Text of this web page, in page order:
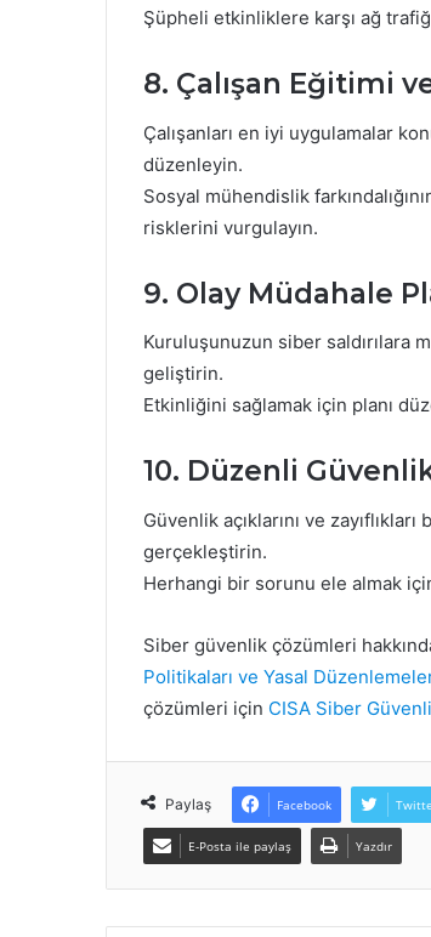
Şüpheli etkinliklere karşı ağ
8. Çalışan Eğitimi
Çalışanları en iyi uygulamalar
düzenleyin.
Sosyal mühendislik
risklerini vurgulayın.
9. Olay Müdahale
Kuruluşunuzun siber saldırılara
geliştirin.
Etkinliğini sağlamak için planı
10. Düzenli
Güvenlik açıklarını ve
gerçekleştirin.
Herhangi bir sorunu ele almak
Siber güvenlik çözümleri
Politikaları ve Yasal
çözümleri için CISA Siber
Paylaş Facebook
E-Posta ile paylaş Yazdır